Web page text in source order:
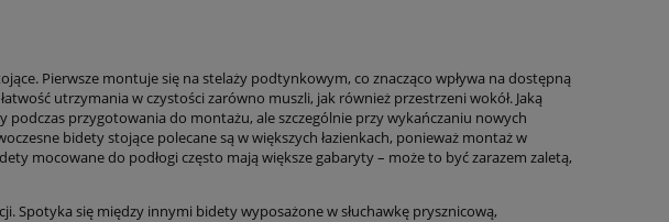
Pierwsze montuje się na stelaży podtynkowym, co znacząco wpływa na dostępną
utrzymania w czystości zarówno muszli, jak również przestrzeni wokół. Jaką
podczas przygotowania do montażu, ale szczególnie przy wykańczaniu nowych
bidety stojące polecane są w większych łazienkach, ponieważ montaż w
mocowane do podłogi często mają większe gabaryty – może to być zarazem zaletą,
Spotyka się między innymi bidety wyposażone w słuchawkę prysznicową,